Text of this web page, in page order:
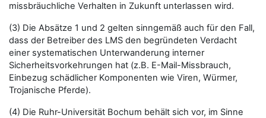
missbräuchliche Verhalten in Zukunft unterlassen wird.
(3) Die Absätze 1 und 2 gelten sinngemäß auch für den Fall,
dass der Betreiber des LMS den begründeten Verdacht
einer systematischen Unterwanderung interner
Sicherheitsvorkehrungen hat (z.B. E-Mail-Missbrauch,
Einbezug schädlicher Komponenten wie Viren, Würmer,
Trojanische Pferde).
(4) Die Ruhr-Universität Bochum behält sich vor, im Sinne